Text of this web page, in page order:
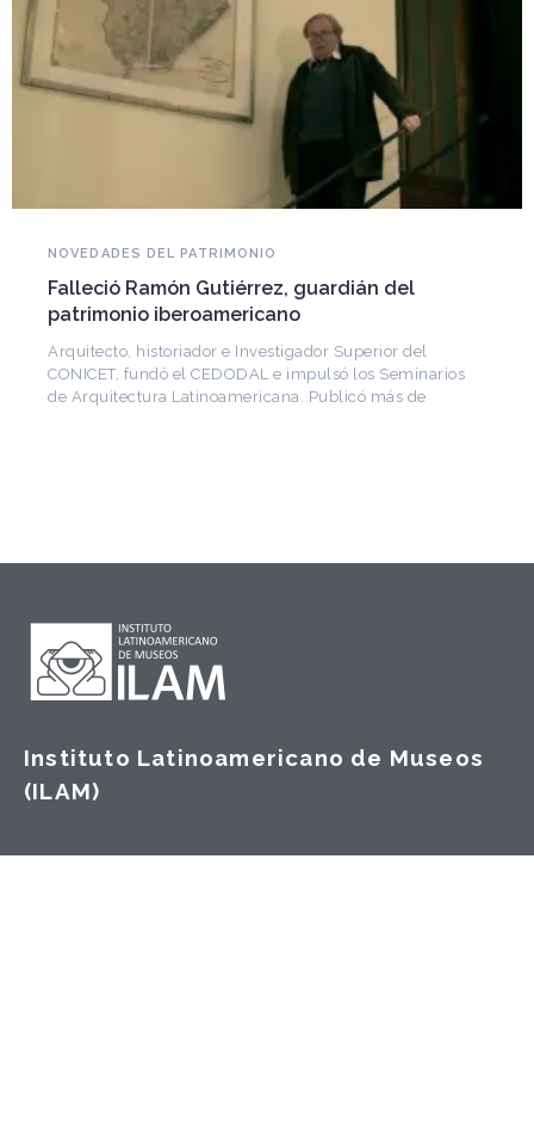
NOVEDADES DEL PATRIMONIO
Falleció Ramón Gutiérrez, guardián del
patrimonio iberoamericano
Arquitecto, historiador e Investigador Superior del
CONICET, fundó el CEDODAL e impulsó los Seminarios
de Arquitectura Latinoamericana. Publicó más de
Instituto Latinoamericano de Museos
(ILAM)